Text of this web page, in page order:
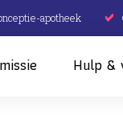
apotheek
Hulp &